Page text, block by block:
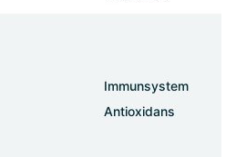
Immunsystem
Antioxidans